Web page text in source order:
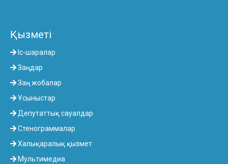
Қызметі
Іс-шаралар
Заңдар
Заң жобалар
Ұсыныстар
Депутаттық сауалдар
Стенограммалар
Халықаралық қызмет
Мультимедиа